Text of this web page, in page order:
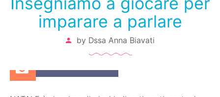
imparare a parlare
by Dssa Anna Biavati